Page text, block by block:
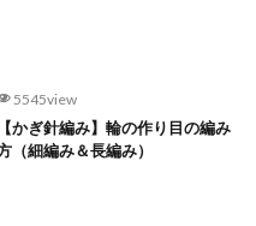
5545view
【かぎ針編み】輪の作り目の編み
（細編み＆長編み）